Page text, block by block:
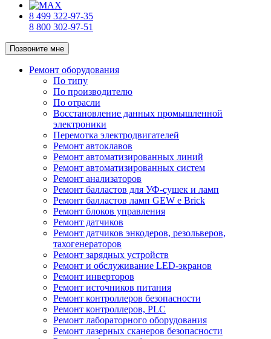
8 499 322-97-35
8 800 302-97-51
Позвоните мне
Ремонт оборудования
По типу
По производителю
По отрасли
Восстановление данных промышленной
электроники
Перемотка электродвигателей
Ремонт автоклавов
Ремонт автоматизированных линий
Ремонт автоматизированных систем
Ремонт анализаторов
Ремонт балластов для УФ-сушек и ламп
Ремонт балластов ламп GEW e Brick
Ремонт блоков управления
Ремонт датчиков
Ремонт датчиков энкодеров, резольверов,
тахогенераторов
Ремонт зарядных устройств
Ремонт и обслуживание LED-экранов
Ремонт инверторов
Ремонт источников питания
Ремонт контроллеров безопасности
Ремонт контроллеров, PLC
Ремонт лабораторного оборудования
Ремонт лазерных сканеров безопасности